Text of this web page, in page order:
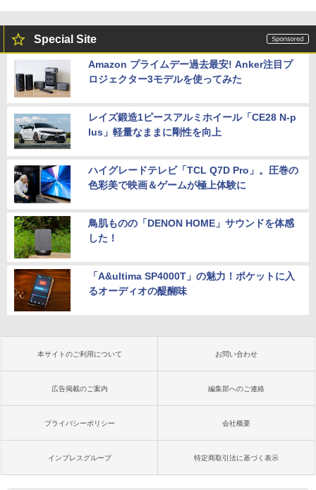
Special Site
Amazon プライムデー過去最安! Anker注目プ
ロジェクター3モデルを使ってみた
レイズ鍛造1ピースアルミホイール「CE28 N-p
lus」軽量なままに剛性を向上
ハイグレードテレビ「TCL Q7D Pro」。圧巻の
色彩美で映画＆ゲームが極上体験に
鳥肌ものの「DENON HOME」サウンドを体感
した！
「A&ultima SP4000T」の魅力！ポケットに入
るオーディオの醍醐味
本サイトのご利用について お問い合わせ
広告掲載のご案内 編集部へのご連絡
プライバシーポリシー 会社概要
インプレスグループ 特定商取引法に基づく表示